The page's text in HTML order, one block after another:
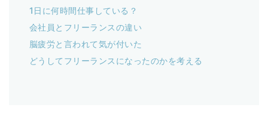
1日に何時間仕事している？
会社員とフリーランスの違い
脳疲労と言われて気が付いた
どうしてフリーランスになったのかを考える